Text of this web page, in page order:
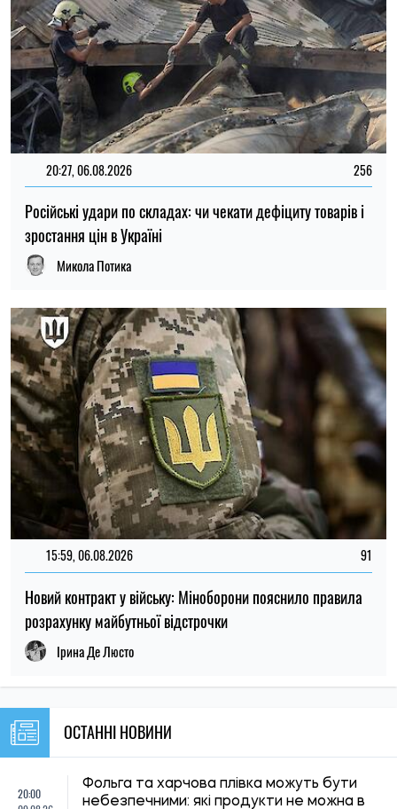
15:59, 06.08.2026
Новий контракт у війську: Міноборони пояснило правила
розрахунку майбутньої відстрочки
Ірина Де Люсто
ОСТАННІ НОВИНИ
09.08.26
Фольга та харчова плівка можуть бути
небезпечними: які продукти не можна в
них загортати
09.08.26
Яйця лопаються під час варіння?
Кулінари назвали основні помилки та
розповіли, як їх уникнути
19:00
Чому чоловіки люблять пиво: наука
18:30
09.08.26
Дієтологи назвали найкориснішу ягоду: її
рекомендують для здоров’я серця та